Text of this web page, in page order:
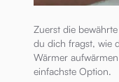
Zuerst die
du dich fragst, wie
Wärmer
einfachste Option.